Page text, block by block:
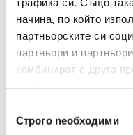
начина, по който
партньорските си
партньори и
комбинират с друга
наСтрого nеобходими
Грип Зона
Сменяем
Изтриваемо